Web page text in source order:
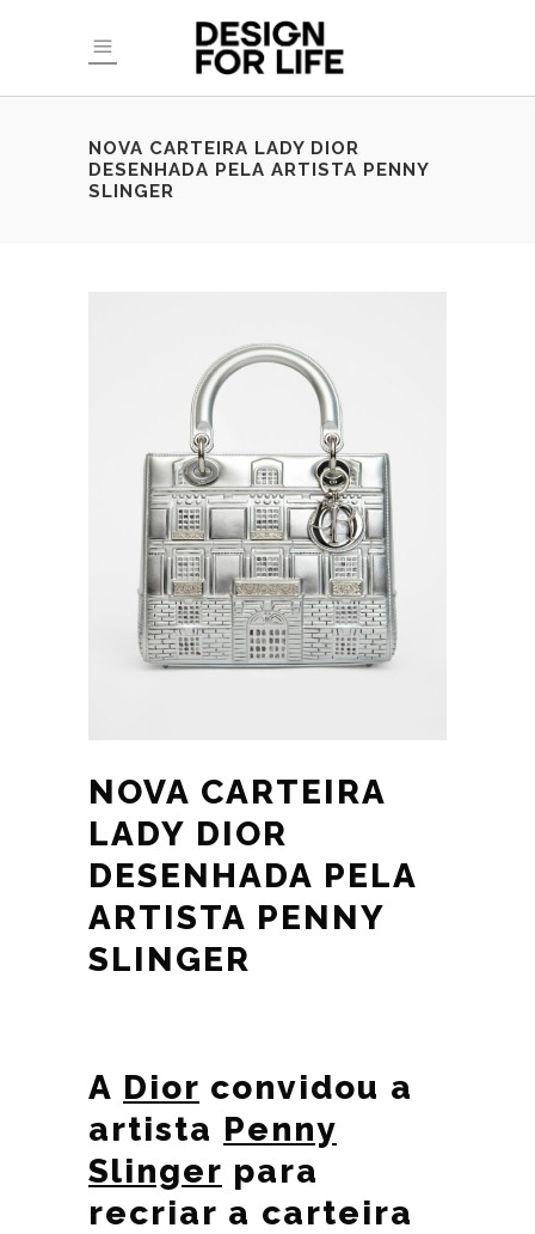
NOVA CARTEIRA LADY DIOR
DESENHADA PELA ARTISTA PENNY
SLINGER
NOVA CARTEIRA
LADY DIOR
DESENHADA PELA
ARTISTA PENNY
SLINGER
A Dior convidou a
artista Penny
Slinger para
recriar a carteira